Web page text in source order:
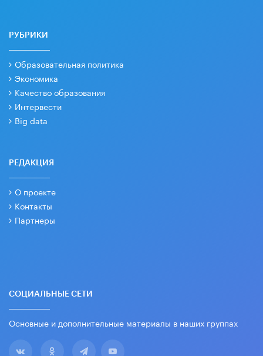
РУБРИКИ
Образовательная политика
Экономика
Качество образования
Интервести
Big data
РЕДАКЦИЯ
О проекте
Контакты
Партнеры
СОЦИАЛЬНЫЕ СЕТИ
Основные и дополнительные материалы в наших группах